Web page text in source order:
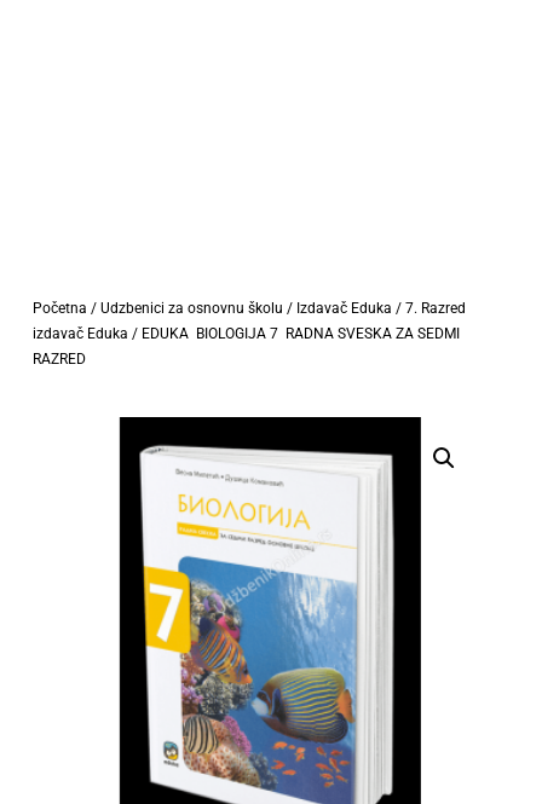
Početna / Udzbenici za osnovnu školu / Izdavač Eduka / 7. Razred
izdavač Eduka / EDUKA BIOLOGIJA 7 RADNA SVESKA ZA SEDMI
RAZRED